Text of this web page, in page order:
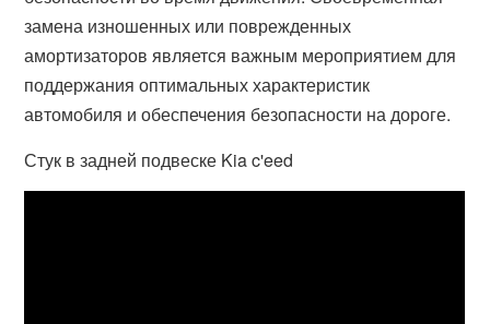
замена изношенных или поврежденных
амортизаторов является важным мероприятием для
поддержания оптимальных характеристик
автомобиля и обеспечения безопасности на дороге.
Стук в задней подвеске Kia c'eed